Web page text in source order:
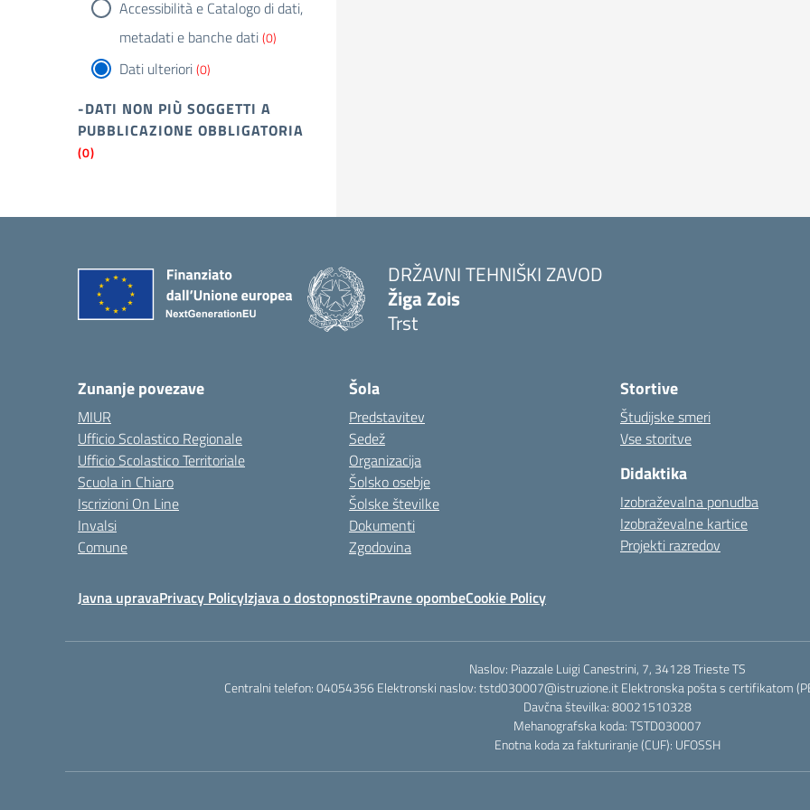
Accessibilità e Catalogo di dati,
metadati e banche dati(0)
Dati ulteriori(0)
-DATI NON PIÙ SOGGETTI A
PUBBLICAZIONE OBBLIGATORIA
(0)
DRŽAVNI TEHNIŠKI ZAVOD
Žiga Zois
Trst
Zunanje povezave
MIUR
Ufficio Scolastico Regionale
Ufficio Scolastico Territoriale
Scuola in Chiaro
Iscrizioni On Line
Invalsi
Comune
Šola
Predstavitev
Sedež
Organizacija
Šolsko osebje
Šolske številke
Dokumenti
Zgodovina
Stortive
Študijske smeri
Vse storitve
Didaktika
Izobraževalna ponudba
Izobraževalne kartice
Projekti razredov
Javna upravaPrivacy PolicyIzjava o dostopnostiPravne opombeCookie Policy
Naslov: Piazzale Luigi Canestrini, 7, 34128 Trieste TS
Centralni telefon: 04054356 Elektronski naslov: tstd030007@istruzione.it Elektronska pošta s certifikatom
Davčna številka: 80021510328
Mehanografska koda: TSTD030007
Enotna koda za fakturiranje (CUF): UFOSSH